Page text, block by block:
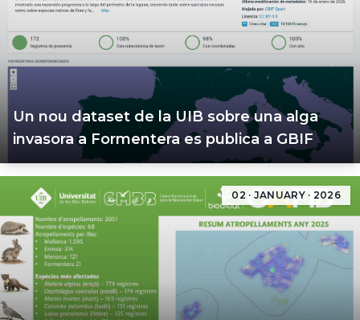
Un nou dataset de la UIB sobre una alga
invasora a Formentera es publica a GBIF
02 · JANUARY · 2026